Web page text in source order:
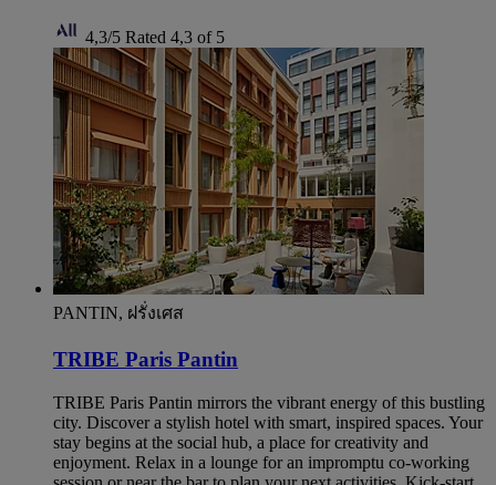
4,3/5 Rated 4,3 of 5
PANTIN, ฝรั่งเศส
TRIBE Paris Pantin
TRIBE Paris Pantin mirrors the vibrant energy of this bustling
city. Discover a stylish hotel with smart, inspired spaces. Your
stay begins at the social hub, a place for creativity and
enjoyment. Relax in a lounge for an impromptu co-working